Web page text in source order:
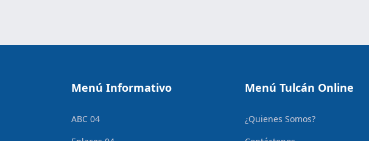
Menú Informativo
ABC 04
Menú Tulcán Online
¿Quienes Somos?